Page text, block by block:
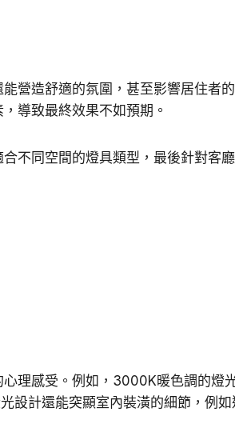
營造舒適的氛圍，甚至影響居住者
導致最終效果不如預期。
不同空間的燈具類型，最後針對客
理感受。例如，3000K暖色調的燈
計還能突顯室內裝潢的細節，例